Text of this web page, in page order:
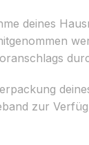
deines
zur